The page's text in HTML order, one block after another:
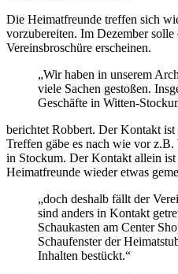
Die Heimatfreunde treffen sich
vorzubereiten. Im Dezember
Vereinsbroschüre erscheinen.
„Wir haben in unserem
viele Sachen gestoßen.
Geschäfte in Witten-
berichtet Robbert. Der Kontakt
Treffen gäbe es nach wie vor
in Stockum. Der Kontakt allein
Heimatfreunde wieder etwas
„doch deshalb fällt der
sind anders in Kontakt
Schaukasten am Center
Schaufenster der
Inhalten bestückt.“